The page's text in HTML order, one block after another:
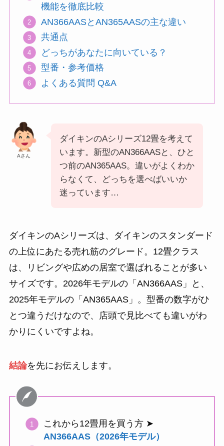
機能を徹底比較
AN366AASとAN365AASの主な違い
共通点
どっちがあなたに向いている？
型番・参考価格
よくある質問 Q&A
Aさん
ダイキンのAシリーズ12畳を考えて
います。新型のAN366AASと、ひと
つ前のAN365AAS。違いがよくわか
らなくて、どっちを選べばいいか
迷っています…
ダイキンのAシリーズは、ダイキンのスタンダード
の上位にあたる売れ筋のグレード。12畳クラス
は、リビングや広めの居室で選ばれることが多い
サイズです。2026年モデルの「AN366AAS」と、
2025年モデルの「AN365AAS」。型番の数字がひ
とつ違うだけなので、店頭で見比べても違いがわ
かりにくいですよね。
結論を先にお伝えします。
これから12畳用を買う方 ➤
AN366AAS（2026年モデル）